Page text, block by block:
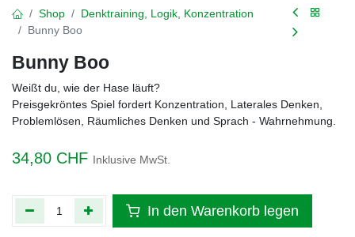
Shop
Denktraining, Logik, Konzentration
Bunny Boo
Bunny Boo
Weißt du, wie der Hase läuft?
Preisgekröntes Spiel fordert Konzentration, Laterales Denken,
Problemlösen, Räumliches Denken und Sprach - Wahrnehmung.
34,80 CHF Inklusive MwSt.
In den Warenkorb legen